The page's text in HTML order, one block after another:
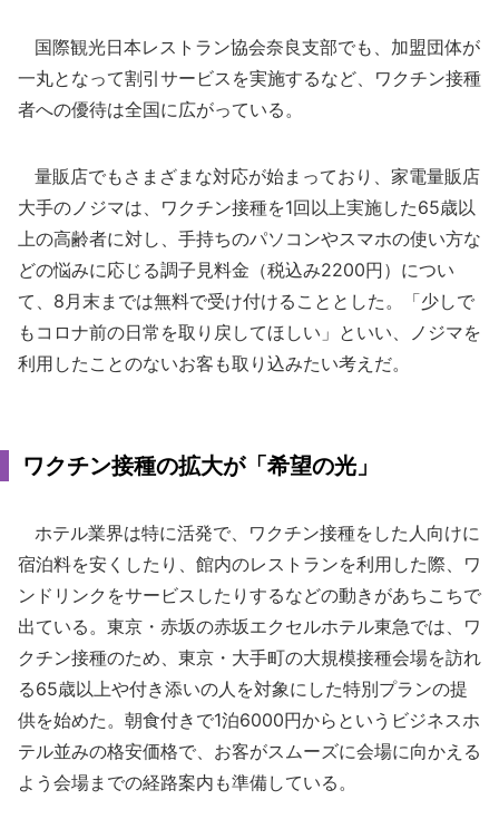
国際観光日本レストラン協会奈良支部でも、加盟団体が
一丸となって割引サービスを実施するなど、ワクチン接種
者への優待は全国に広がっている。
量販店でもさまざまな対応が始まっており、家電量販店
大手のノジマは、ワクチン接種を1回以上実施した65歳以
上の高齢者に対し、手持ちのパソコンやスマホの使い方な
どの悩みに応じる調子見料金（税込み2200円）につい
て、8月末までは無料で受け付けることとした。「少しで
もコロナ前の日常を取り戻してほしい」といい、ノジマを
利用したことのないお客も取り込みたい考えだ。
ワクチン接種の拡大が「希望の光」
ホテル業界は特に活発で、ワクチン接種をした人向けに
宿泊料を安くしたり、館内のレストランを利用した際、ワ
ンドリンクをサービスしたりするなどの動きがあちこちで
出ている。東京・赤坂の赤坂エクセルホテル東急では、ワ
クチン接種のため、東京・大手町の大規模接種会場を訪れ
る65歳以上や付き添いの人を対象にした特別プランの提
供を始めた。朝食付きで1泊6000円からというビジネスホ
テル並みの格安価格で、お客がスムーズに会場に向かえる
よう会場までの経路案内も準備している。